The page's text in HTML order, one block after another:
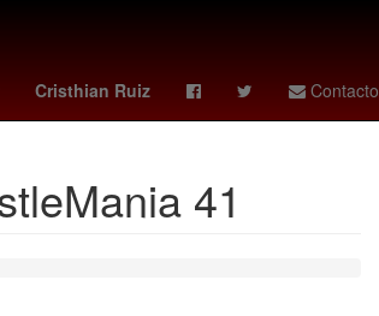
Cristhian Ruiz Contacto
México Chihuahua
41